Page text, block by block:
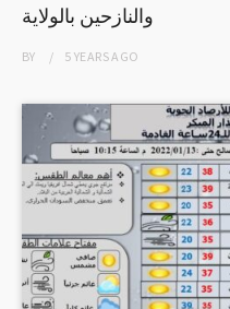
والنازحين بالولاية
BY 5 YEARSAGO